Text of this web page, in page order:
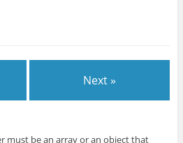
Next »
must be an array or an object that